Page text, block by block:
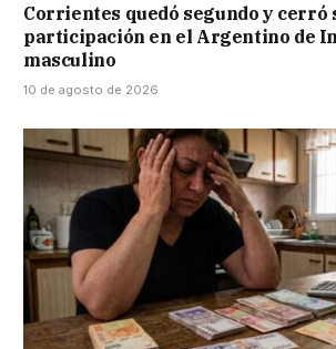
Corrientes quedó segundo y cerró
participación en el Argentino de
masculino
10 de agosto de 2026